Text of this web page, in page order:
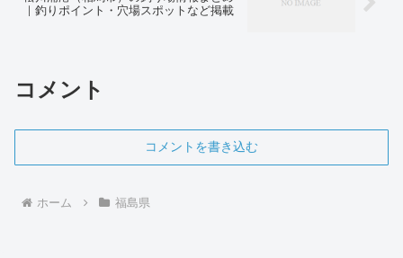
｜釣りポイント・穴場スポットなど掲載
コメント
コメントを書き込む
ホーム 福島県